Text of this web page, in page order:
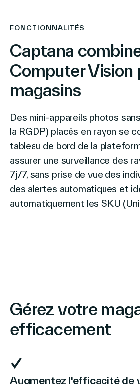
FONCTIONNALITÉS
Captana
Computer Vision
magasins
Des mini-appareils photos
la RGDP) placés en rayon se
tableau de bord de la
assurer une surveillance des
7j/7, sans prise de vue des
des alertes automatiques et
automatiquement les SKU
Gérez votre
efficacement
Augmentez l'efficacité de